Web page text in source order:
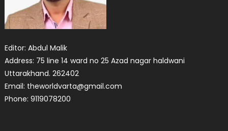
Editor: Abdul Malik
Address: 75 line 14 ward no 25 Azad nagar haldwani
Uttarakhand. 262402
Email: theworldvarta@gmail.com
Phone: 9119078200